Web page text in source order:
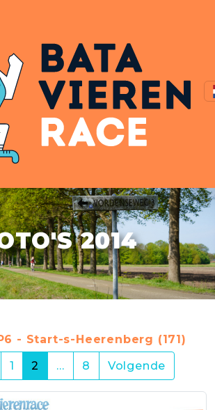
2014
- Start-s-Heerenberg (171)
1 2 (current)
… 8 Volgende